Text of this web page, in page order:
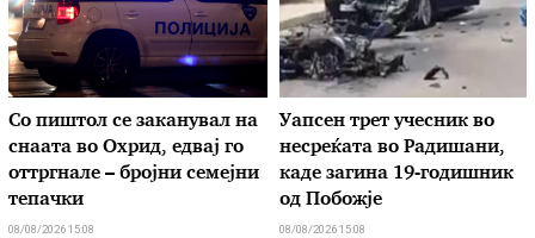
Со пиштол се заканувал на
снаата во Охрид, едвај го
оттргнале – бројни семејни
тепачки
08/08/2026 15:08
Уапсен трет учесник во
несреќата во Радишани,
каде загина 19-годишник
од Побожје
08/08/2026 15:08